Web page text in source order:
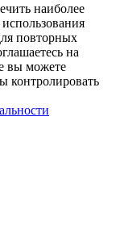
наиболее
повторных
на
вы можете
контролировать